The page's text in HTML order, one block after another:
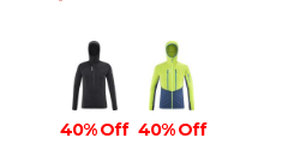
40% Off 40% Off